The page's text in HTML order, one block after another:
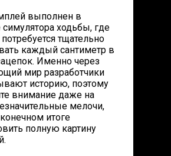
выполнен в
ходьбы, где
тщательно
каждый сантиметр в
Именно через
мир разработчики
историю, поэтому
внимание даже на
мелочи,
итоге
полную картину